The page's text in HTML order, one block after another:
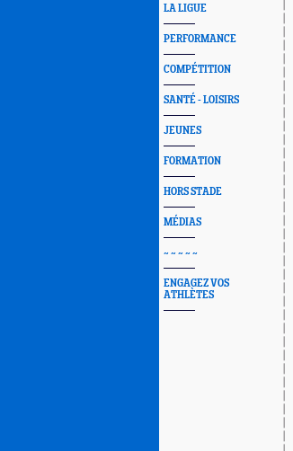
LA LIGUE
PERFORMANCE
COMPÉTITION
SANTÉ - LOISIRS
JEUNES
FORMATION
HORS STADE
MÉDIAS
~ ~ ~ ~ ~
ENGAGEZ VOS
ATHLÈTES